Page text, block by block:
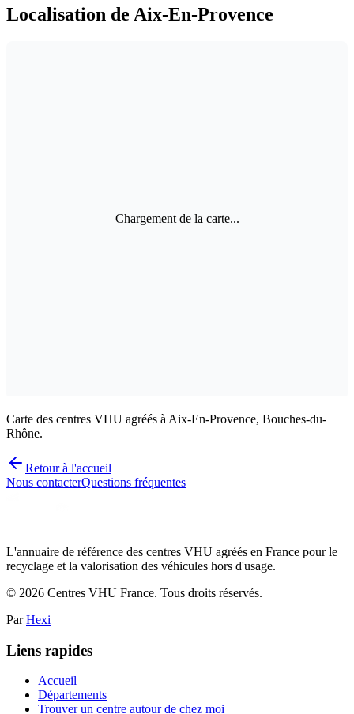
Localisation de Aix-En-Provence
Chargement de la carte...
Carte des centres VHU agréés à Aix-En-Provence, Bouches-du-
Rhône.
Retour à l'accueil
Nous contacterQuestions fréquentes
L'annuaire de référence des centres VHU agréés en France pour le
recyclage et la valorisation des véhicules hors d'usage.
© 2026 Centres VHU France. Tous droits réservés.
Par Hexi
Liens rapides
Accueil
Départements
Trouver un centre autour de chez moi